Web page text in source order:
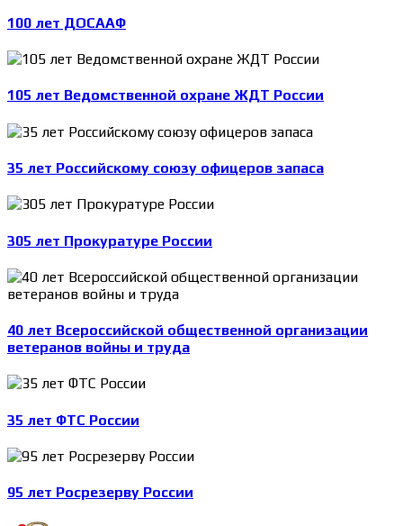
100 лет ДОСААФ
105 лет Ведомственной охране ЖДТ России
35 лет Российскому союзу офицеров запаса
305 лет Прокуратуре России
40 лет Всероссийской общественной организации
ветеранов войны и труда
35 лет ФТС России
95 лет Росрезерву России